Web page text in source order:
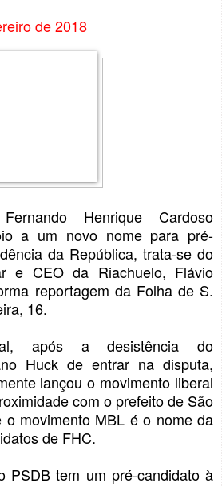
de 2018
Henrique Cardoso
a um novo nome para pré-
da República, trata-se do
e CEO da Riachuelo, Flávio
reportagem da Folha de S.
16.
após a desistência do
Huck de entrar na disputa,
lançou o movimento liberal
com o prefeito de São
o movimento MBL é o nome da
de FHC.
PSDB tem um pré-candidato à